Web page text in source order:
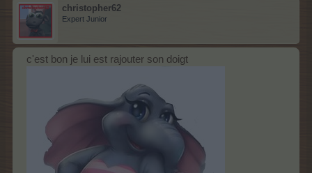
christopher62
Expert Junior
c'est bon je lui est rajouter son doigt